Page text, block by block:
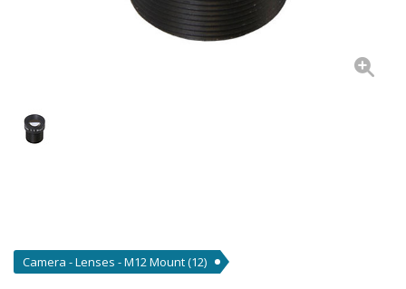
Camera - Lenses - M12 Mount(12)